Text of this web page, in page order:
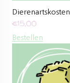
Dierenartskosten
€15,00
Bestellen